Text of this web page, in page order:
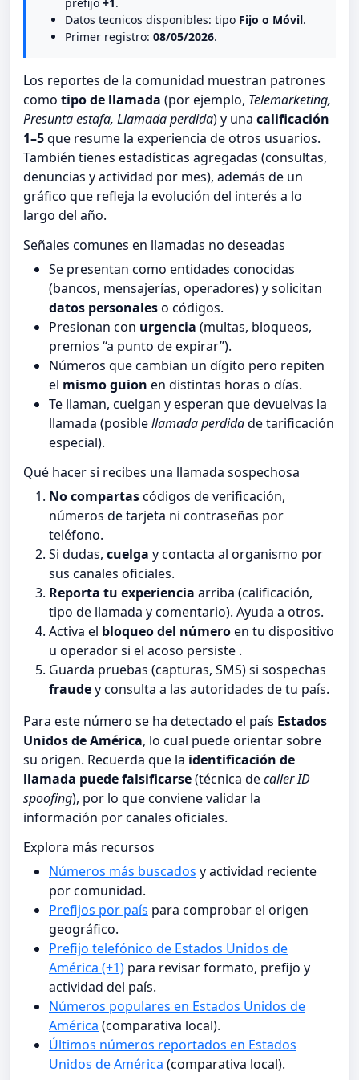
Datos tecnicos disponibles: tipo Fijo o Móvil.
Primer registro: 08/05/2026.
Los reportes de la comunidad muestran patrones
como tipo de llamada (por ejemplo, Telemarketing,
Presunta estafa, Llamada perdida) y una calificación
1–5que resume la experiencia de otros usuarios.
También tienes estadísticas agregadas (consultas,
denuncias y actividad por mes), además de un
gráfico que refleja la evolución del interés a lo
largo del año.
Señales comunes en llamadas no deseadas
Se presentan como entidades conocidas
(bancos, mensajerías, operadores) y solicitan
datos personaleso códigos.
Presionan con urgencia (multas, bloqueos,
premios “a punto de expirar”).
Números que cambian un dígito pero repiten
el mismo guion en distintas horas o días.
Te llaman, cuelgan y esperan que devuelvas la
llamada (posiblellamada perdidade tarificación
especial).
Qué hacer si recibes una llamada sospechosa
No compartascódigos de verificación,
números de tarjeta ni contraseñas por
teléfono.
Si dudas, cuelga y contacta al organismo por
sus canales oficiales.
Reporta tu experiencia arriba (calificación,
tipo de llamada y comentario). Ayuda a otros.
Activa el bloqueo del númeroen tu dispositivo
u operador si el acoso persiste .
Guarda pruebas (capturas, SMS) si sospechas
fraudey consulta a las autoridades de tu país.
Para este número se ha detectado el país Estados
Unidos de América, lo cual puede orientar sobre
su origen. Recuerda que la identificación de
llamada puede falsificarse(técnica decaller ID
spoofing), por lo que conviene validar la
información por canales oficiales.
Explora más recursos
Números más buscados y actividad reciente
por comunidad.
Prefijos por país para comprobar el origen
geográfico.
Prefijo telefónico de Estados Unidos de
América (+1) para revisar formato, prefijo y
actividad del país.
Números populares en Estados Unidos de
América (comparativa local).
Últimos números reportados en Estados
Unidos de América (comparativa local).